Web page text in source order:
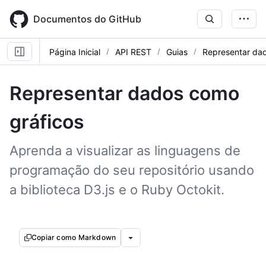
main
content
Documentos do GitHub
Página Inicial API REST Guias Representar
Representar dados como
gráficos
Aprenda a visualizar as linguagens de
programação do seu repositório usando
a biblioteca D3.js e o Ruby Octokit.
Copiar como Markdown